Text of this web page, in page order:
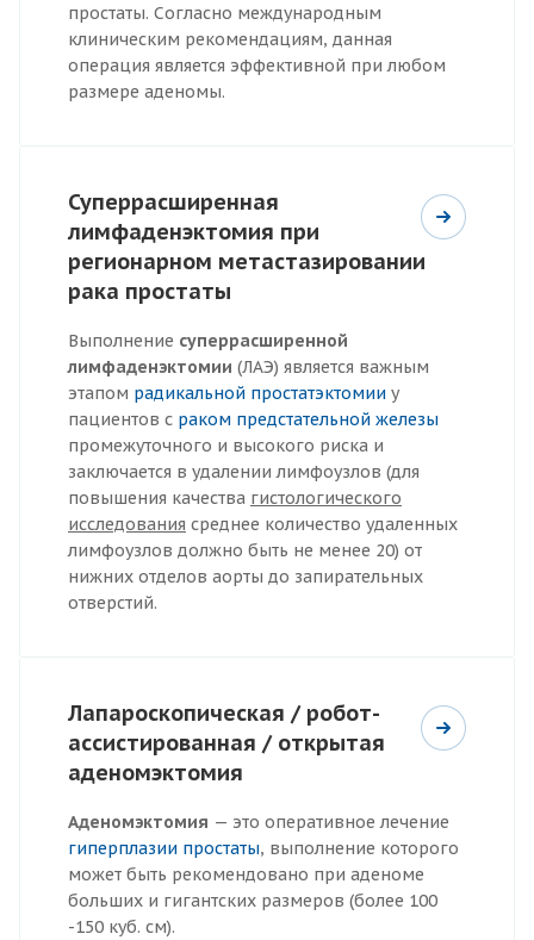
простаты. Согласно международным
клиническим рекомендациям, данная
операция является эффективной при любом
размере аденомы.
Суперрасширенная
лимфаденэктомия при
регионарном метастазировании
рака простаты
Выполнение суперрасширенной
лимфаденэктомии (ЛАЭ) является важным
этапом радикальной простатэктомии у
пациентов с раком предстательной железы
промежуточного и высокого риска и
заключается в удалении лимфоузлов (для
повышения качества гистологического
исследования среднее количество удаленных
лимфоузлов должно быть не менее 20) от
нижних отделов аорты до запирательных
отверстий.
Лапароскопическая / робот-
ассистированная / открытая
аденомэктомия
Аденомэктомия — это оперативное лечение
гиперплазии простаты, выполнение которого
может быть рекомендовано при аденоме
больших и гигантских размеров (более 100
-150 куб. см).